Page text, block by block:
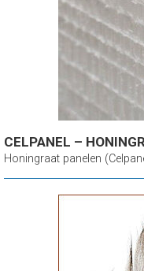
CELPANEL –
Honingraat panelen